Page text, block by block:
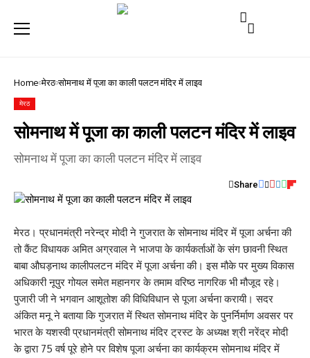
Home मेरठ सोमनाथ में पूजा का काली पलटन मंदिर में लाइव
मेरठ
सोमनाथ में पूजा का काली पलटन मंदिर में लाइव
सोमनाथ में पूजा का काली पलटन मंदिर में लाइव
Share
मेरठ। प्रधानमंत्री नरेन्द्र मोदी ने गुजरात के सोमनाथ मंदिर में पूजा अर्चना की
तो कैंट विधायक अमित अग्रवाल ने भाजपा के कार्यकर्ताओं के संग छावनी स्थित
बाबा औघड़नाथ कालीपलटन मंदिर में पूजा अर्चना की। इस मौके पर मुख्य विकास
अधिकारी नूपुर गोयल समेत महानगर के तमाम वरिष्ठ नागरिक भी मौजूद रहे।
पुजारी जी ने भगवान आशूतोश की विधिविधान से पूजा अर्चना करायी। सदर
अंकित मनू ने बताया कि गुजरात में स्थित सोमनाथ मंदिर के पुनर्निर्माण अवसर पर
भारत के यशस्वी प्रधानमंत्री सोमनाथ मंदिर ट्रस्ट के अध्यक्ष श्री नरेंद्र मोदी
के द्वारा 75 वर्ष पूरे होने पर विशेष पूजा अर्चना का कार्यक्रम सोमनाथ मंदिर में